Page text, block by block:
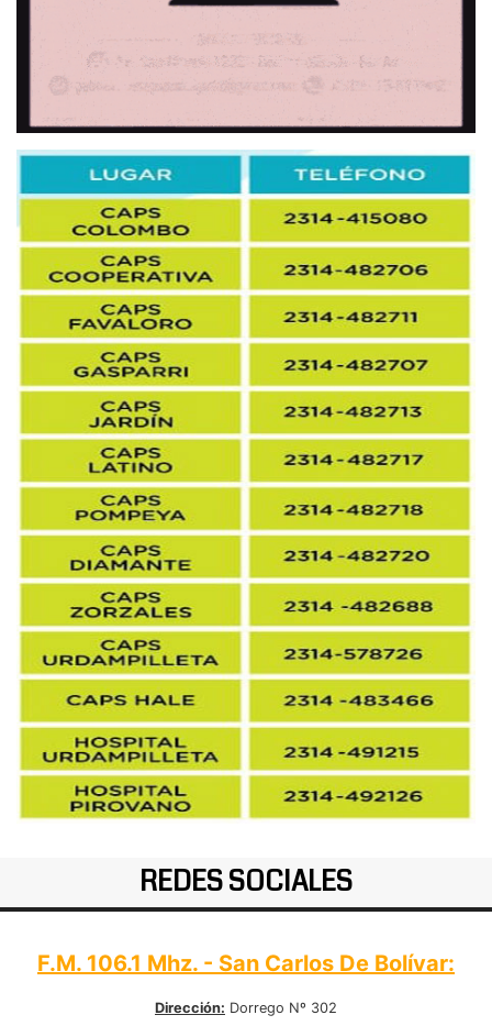
REDES SOCIALES
F.M. 106.1 Mhz. - San Carlos De Bolívar:
Dirección: Dorrego Nº 302